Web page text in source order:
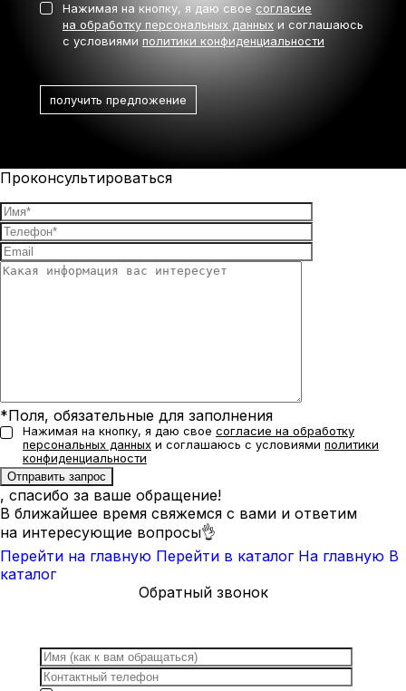
Нажимая на кнопку, я даю свое согласие
на обработку персональных данных и соглашаюсь
с условиями политики конфиденциальности
Проконсультироваться
*Поля, обязательные для заполнения
Нажимая на кнопку, я даю свое согласие на обработку
персональных данных и соглашаюсь с условиями политики
конфиденциальности
, спасибо за ваше обращение!
В ближайшее время свяжемся с вами и ответим
на интересующие вопросы👌
Перейти на главную Перейти в каталог На главную В
каталог
Обратный звонок